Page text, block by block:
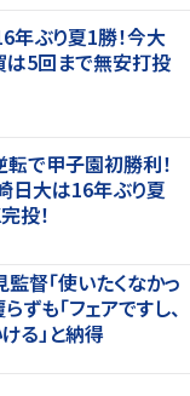
年ぶり夏1勝！今大
は5回まで無安打投
転で甲子園初勝利！
日大は16年ぶり夏
投！
督「使いたくなかっ
も「フェアですし、
る」と納得